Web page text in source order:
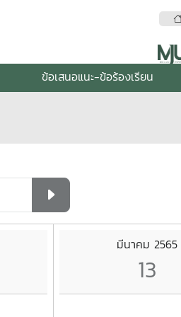
ข้อเสนอแนะ-ข้อร้องเรียน
มีนาคม 2565
13